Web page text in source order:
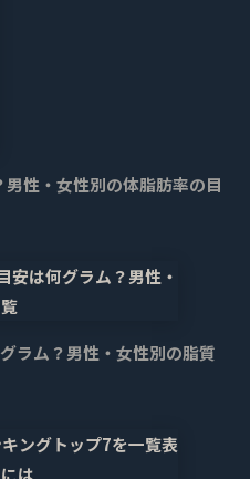
性・女性別の体脂肪率の目
ラム？男性・女性別の脂質